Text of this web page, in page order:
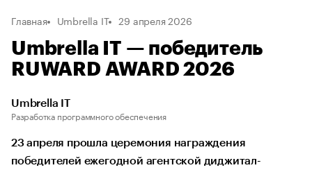
Главная Umbrella IT 29 апреля 2026
Umbrella IT — победитель
RUWARD AWARD 2026
Umbrella IT
Разработка программного обеспечения
23 апреля прошла церемония награждения
победителей ежегодной агентской диджитал-